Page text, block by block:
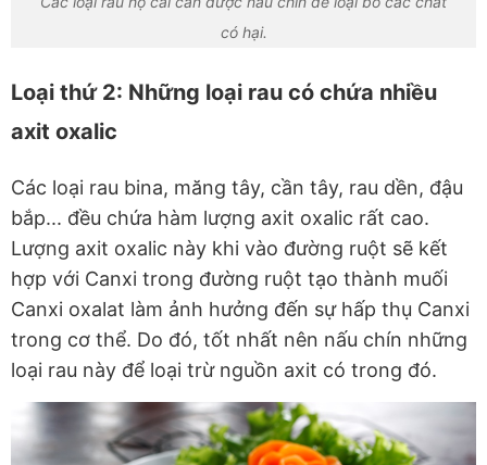
có hại.
Loại thứ 2: Những loại rau có chứa nhiều
axit oxalic
Các loại rau bina, măng tây, cần tây, rau dền, đậu
bắp... đều chứa hàm lượng axit oxalic rất cao.
Lượng axit oxalic này khi vào đường ruột sẽ kết
hợp với Canxi trong đường ruột tạo thành muối
Canxi oxalat làm ảnh hưởng đến sự hấp thụ Canxi
trong cơ thể. Do đó, tốt nhất nên nấu chín những
loại rau này để loại trừ nguồn axit có trong đó.